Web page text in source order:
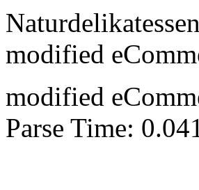
modified
modified
Parse Time: